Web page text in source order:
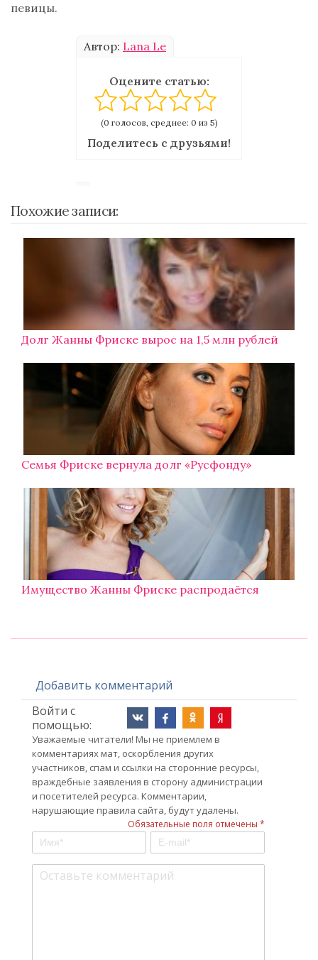
певицы.
Автор: Lana Le
Оцените статью:
(0 голосов, среднее: 0 из 5)
Поделитесь с друзьями!
Похожие записи:
Долг Жанны Фриске вырос на 1,5 млн рублей
Семья Фриске вернула долг «Русфонду»
Имущество Жанны Фриске распродаётся
Добавить комментарий
Войти с
помощью:
Уважаемые читатели! Мы не приемлем в
комментариях мат, оскорбления других
участников, спам и ссылки на сторонние ресурсы,
враждебные заявления в сторону администрации
и посетителей ресурса. Комментарии,
нарушающие правила сайта, будут удалены.
Обязательные поля отмечены *